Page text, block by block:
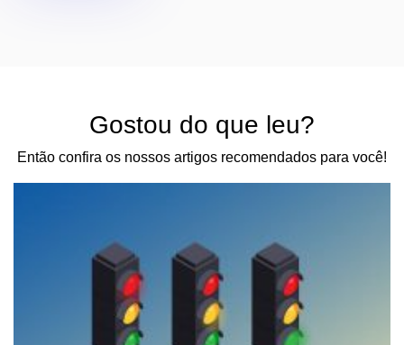
Gostou do que leu?
Então confira os nossos artigos recomendados para você!